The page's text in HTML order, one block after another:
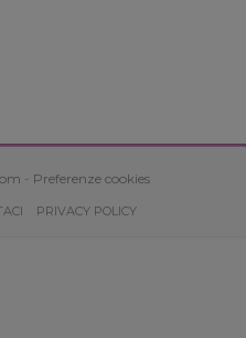
- Preferenze cookies
PRIVACY POLICY